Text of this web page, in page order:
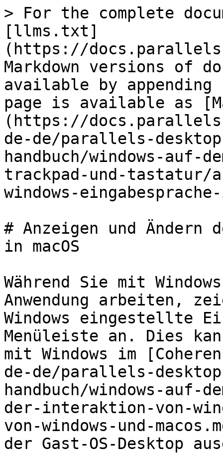
> For the complete
[llms.txt]
(https://
Markdown versions of
available by
page is available as
(https://
de-de/parallels-
handbuch/windows-auf-
trackpad-und-tastatur/
windows-
# Anzeigen und Ändern
in macOS
Während Sie mit
Anwendung arbeiten,
Windows eingestellte
Menüleiste an. Dies
mit Windows im
de-de/parallels-
handbuch/windows-auf-
der-interaktion-von-
von-windows-und-
der Gast-OS-Desktop